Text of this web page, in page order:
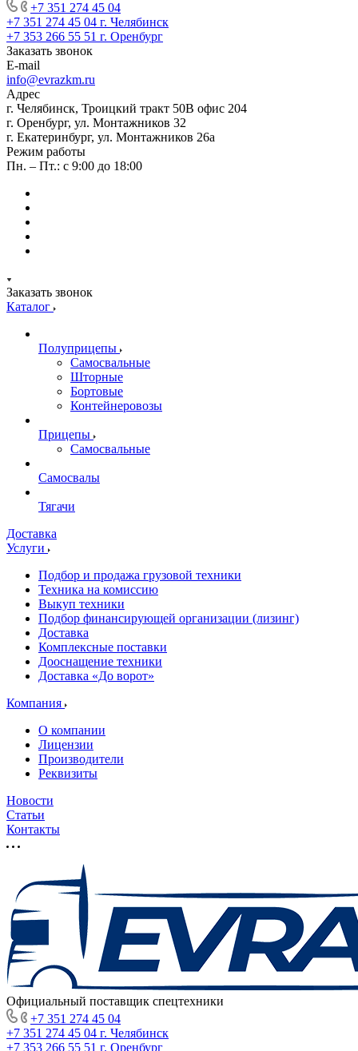
+7 351 274 45 04
+7 351 274 45 04 г. Челябинск
+7 353 266 55 51 г. Оренбург
Заказать звонок
E-mail
info@evrazkm.ru
Адрес
г. Челябинск, Троицкий тракт 50В офис 204
г. Оренбург, ул. Монтажников 32
г. Екатеринбург, ул. Монтажников 26а
Режим работы
Пн. – Пт.: с 9:00 до 18:00
Заказать звонок
Каталог
Полуприцепы
Самосвальные
Шторные
Бортовые
Контейнеровозы
Прицепы
Самосвальные
Самосвалы
Тягачи
Доставка
Услуги
Подбор и продажа грузовой техники
Техника на комиссию
Выкуп техники
Подбор финансирующей организации (лизинг)
Доставка
Комплексные поставки
Дооснащение техники
Доставка «До ворот»
Компания
О компании
Лицензии
Производители
Реквизиты
Новости
Статьи
Контакты
Официальный поставщик спецтехники
+7 351 274 45 04
+7 351 274 45 04 г. Челябинск
+7 353 266 55 51 г. Оренбург